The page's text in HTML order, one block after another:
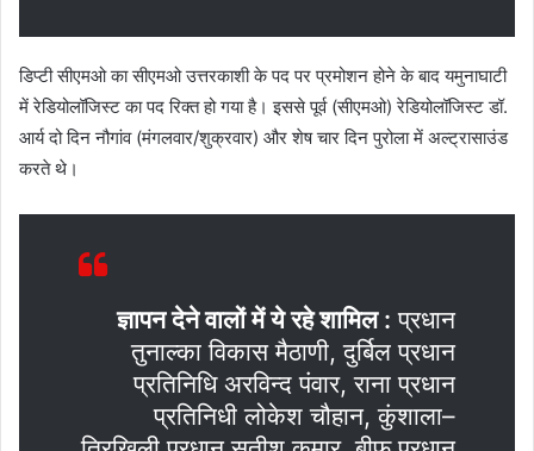
डिप्टी सीएमओ का सीएमओ उत्तरकाशी के पद पर प्रमोशन होने के बाद यमुनाघाटी
में रेडियोलॉजिस्ट का पद रिक्त हो गया है। इससे पूर्व (सीएमओ) रेडियोलॉजिस्ट डॉ.
आर्य दो दिन नौगांव (मंगलवार/शुक्रवार) और शेष चार दिन पुरोला में अल्ट्रासाउंड
करते थे।
ज्ञापन देने वालों में ये रहे शामिल : प्रधान
तुनाल्का विकास मैठाणी, दुर्बिल प्रधान
प्रतिनिधि अरविन्द पंवार, राना प्रधान
प्रतिनिधी लोकेश चौहान, कुंशाला–